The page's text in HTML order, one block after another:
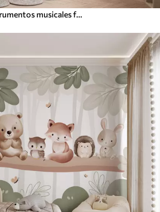
Animales con instrumentos musicales frente a un paisaje tropical